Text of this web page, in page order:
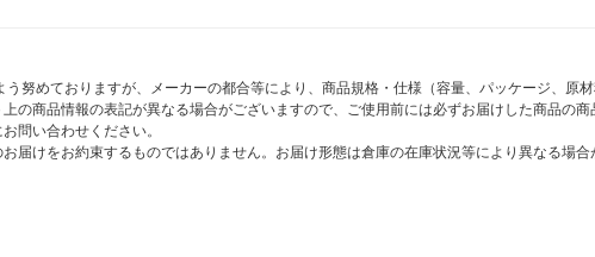
努めておりますが、メーカーの都合等により、商品規格・仕様（容量、パッケージ、原
の商品情報の表記が異なる場合がございますので、ご使用前には必ずお届けした商品の
問い合わせください。
届けをお約束するものではありません。お届け形態は倉庫の在庫状況等により異なる場合